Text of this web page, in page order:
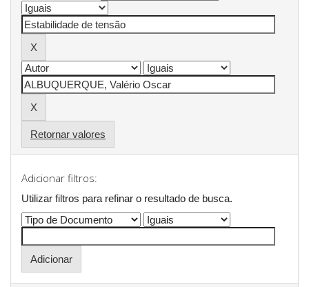
Retornar valores
Adicionar filtros:
Utilizar filtros para refinar o resultado de busca.